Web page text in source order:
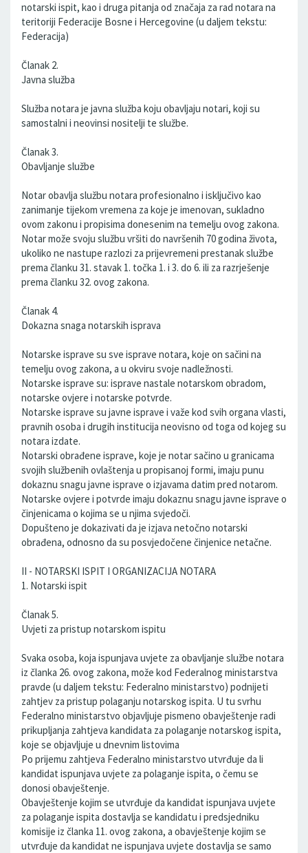
notarski ispit, kao i druga pitanja od značaja za rad notara na
teritoriji Federacije Bosne i Hercegovine (u daljem tekstu:
Federacija)
Članak 2.
Javna služba
Služba notara je javna služba koju obavljaju notari, koji su
samostalni i neovinsi nositelji te službe.
Članak 3.
Obavljanje službe
Notar obavlja službu notara profesionalno i isključivo kao
zanimanje tijekom vremena za koje je imenovan, sukladno
ovom zakonu i propisima donesenim na temelju ovog zakona.
Notar može svoju službu vršiti do navršenih 70 godina života,
ukoliko ne nastupe razlozi za prijevremeni prestanak službe
prema članku 31. stavak 1. točka 1. i 3. do 6. ili za razrješenje
prema članku 32. ovog zakona.
Članak 4.
Dokazna snaga notarskih isprava
Notarske isprave su sve isprave notara, koje on sačini na
temelju ovog zakona, a u okviru svoje nadležnosti.
Notarske isprave su: isprave nastale notarskom obradom,
notarske ovjere i notarske potvrde.
Notarske isprave su javne isprave i važe kod svih organa vlasti,
pravnih osoba i drugih institucija neovisno od toga od kojeg su
notara izdate.
Notarski obrađene isprave, koje je notar sačino u granicama
svojih službenih ovlaštenja u propisanoj formi, imaju punu
dokaznu snagu javne isprave o izjavama datim pred notarom.
Notarske ovjere i potvrde imaju dokaznu snagu javne isprave o
činjenicama o kojima se u njima svjedoči.
Dopušteno je dokazivati da je izjava netočno notarski
obrađena, odnosno da su posvjedočene činjenice netačne.
II - NOTARSKI ISPIT I ORGANIZACIJA NOTARA
1. Notarski ispit
Članak 5.
Uvjeti za pristup notarskom ispitu
Svaka osoba, koja ispunjava uvjete za obavljanje službe notara
iz članka 26. ovog zakona, može kod Federalnog ministarstva
pravde (u daljem tekstu: Federalno ministarstvo) podnijeti
zahtjev za pristup polaganju notarskog ispita. U tu svrhu
Federalno ministarstvo objavljuje pismeno obavještenje radi
prikupljanja zahtjeva kandidata za polaganje notarskog ispita,
koje se objavljuje u dnevnim listovima
Po prijemu zahtjeva Federalno ministarstvo utvrđuje da li
kandidat ispunjava uvjete za polaganje ispita, o čemu se
donosi obavještenje.
Obavještenje kojim se utvrđuje da kandidat ispunjava uvjete
za polaganje ispita dostavlja se kandidatu i predsjedniku
komisije iz članka 11. ovog zakona, a obavještenje kojim se
utvrđuje da kandidat ne ispunjava uvjete dostavlja se samo